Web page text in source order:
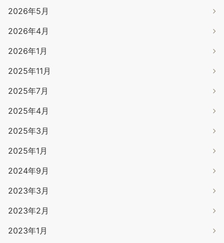
2026年5月
2026年4月
2026年1月
2025年11月
2025年7月
2025年4月
2025年3月
2025年1月
2024年9月
2023年3月
2023年2月
2023年1月